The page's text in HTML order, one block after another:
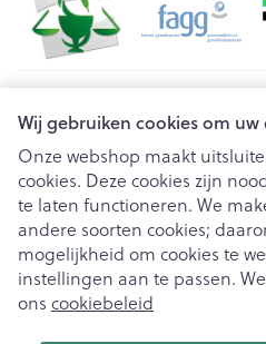
Wij gebruiken cookies om
Onze webshop maakt
cookies. Deze cookies zijn
te laten functioneren. We
andere soorten cookies;
mogelijkheid om cookies te
instellingen aan te passen.
ons cookiebeleid
Juridische links